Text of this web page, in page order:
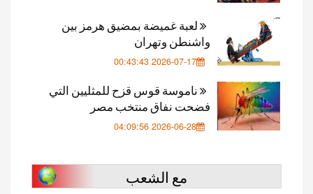
لعبة غميضة بمضيق هرمز بين
واشنطن وتهران
2026-07-17 00:43:43
ناموسة قوس قزح للمثليين التي
فضحت نفاق منتخب مصر
2026-06-28 04:09:56
مع الشعب